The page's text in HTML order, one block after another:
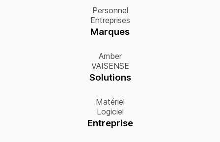
Personnel
Entreprises
Marques
Amber
VAISENSE
Solutions
Matériel
Logiciel
Entreprise